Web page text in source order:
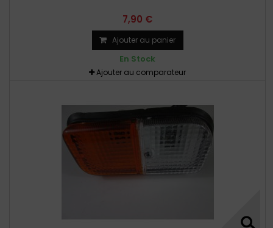
7,90 €
Ajouter au panier
En Stock
Ajouter au comparateur